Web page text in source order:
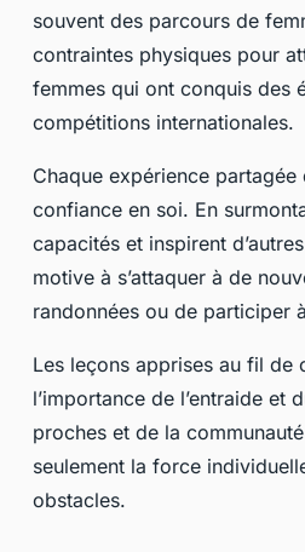
souvent des parcours de
contraintes physiques pour
femmes qui ont conquis des
compétitions internationales.
Chaque expérience
confiance en soi. En
capacités et inspirent
motive à s’attaquer à de
randonnées ou de participer
Les leçons apprises au fil de
l’importance de l’entraide et
proches et de la
seulement la force
obstacles.